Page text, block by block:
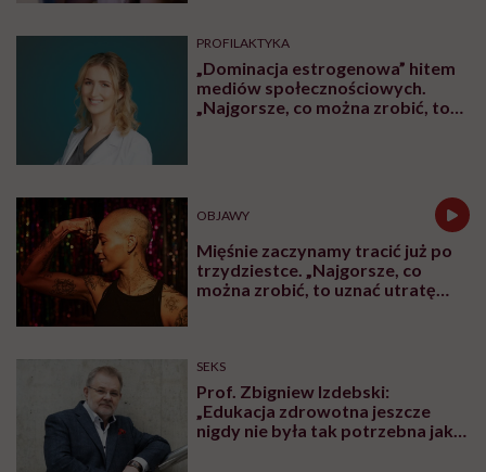
PROFILAKTYKA
„Dominacja estrogenowa” hitem
mediów społecznościowych.
„Najgorsze, co można zrobić, to
OBJAWY
Mięśnie zaczynamy tracić już po
trzydziestce. „Najgorsze, co
można zrobić, to uznać utratę
SEKS
Prof. Zbigniew Izdebski:
„Edukacja zdrowotna jeszcze
nigdy nie była tak potrzebna jak